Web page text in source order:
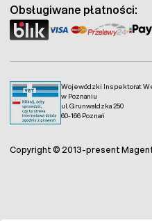
Wojewódzki Inspektorat
w Poznaniu
ul. Grunwaldzka 250
60-166 Poznań
Obsługiwane płatności:
Copyright © 2013-present